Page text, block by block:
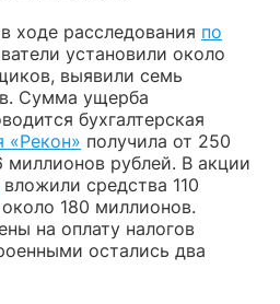
ходе расследования по
установили около
выявили семь
Сумма ущерба
бухгалтерская
«Рекон» получила от 250
рублей. В акции
вложили средства 110
180 миллионов.
на оплату налогов
остались два